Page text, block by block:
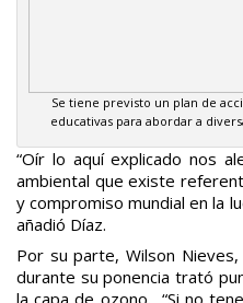
Se tiene previsto un plan de
educativas para abordar a
“Oír lo aquí explicado nos
ambiental que existe
y compromiso mundial en la
añadió Díaz.
Por su parte, Wilson
durante su ponencia trató
la capa de ozono. “Si no